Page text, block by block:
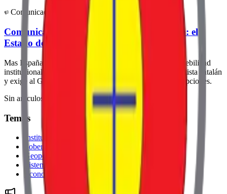
Comunicado ·
8 de marzo de 2025
Comunicado sobre la situación en Cataluña: el
Estado de Derecho no es negociable
Mas España expresa su preocupación por la persistente debilidad
institucional del Estado frente al movimiento independentista catalán
y exige al Gobierno la plena aplicación de la ley sin excepciones.
Sin artículos de análisis por el momento.
Temas
Instituciones
Soberanía
Geopolítica UE
Sistema Electoral
Economía